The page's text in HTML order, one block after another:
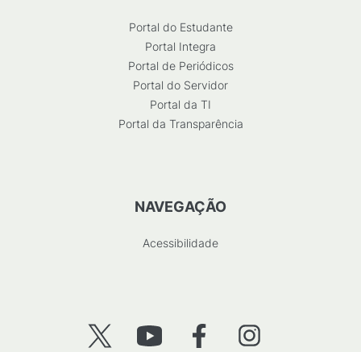
Portal do Estudante
Portal Integra
Portal de Periódicos
Portal do Servidor
Portal da TI
Portal da Transparência
NAVEGAÇÃO
Acessibilidade